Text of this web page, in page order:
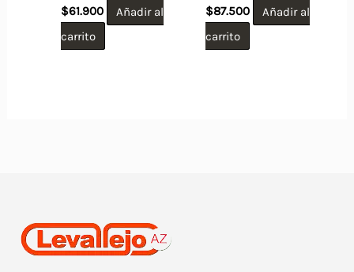
$61.900
Añadir al
carrito
$87.500
Añadir al
carrito